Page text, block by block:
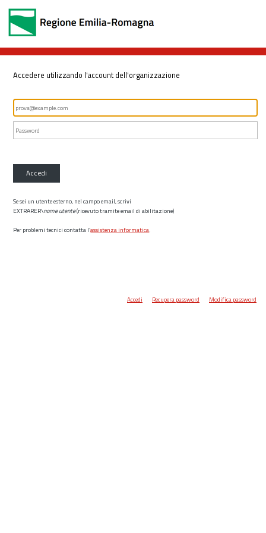
Accedere utilizzando l'account dell'organizzazione
Accedi
Se sei un utente esterno, nel campo email, scrivi
EXTRARER\nome utente(ricevuto tramite email di abilitazione)
Per problemi tecnici contatta l’assistenza informatica.
Accedi Recupera password Modifica password